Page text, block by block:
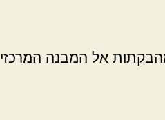
אל המבנה המרכזי